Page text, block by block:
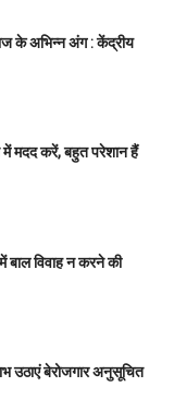
के अभिन्न अंग : केंद्रीय
में मदद करें, बहुत परेशान हैं
बाल विवाह न करने की
उठाएं बेरोजगार अनुसूचित